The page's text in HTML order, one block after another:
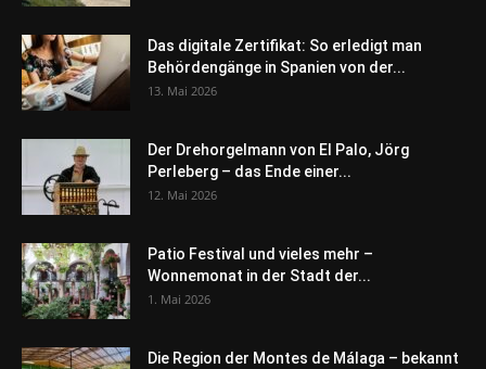
Das digitale Zertifikat: So erledigt man
Behördengänge in Spanien von der...
13. Mai 2026
Der Drehorgelmann von El Palo, Jörg
Perleberg – das Ende einer...
12. Mai 2026
Patio Festival und vieles mehr –
Wonnemonat in der Stadt der...
1. Mai 2026
Die Region der Montes de Málaga – bekannt